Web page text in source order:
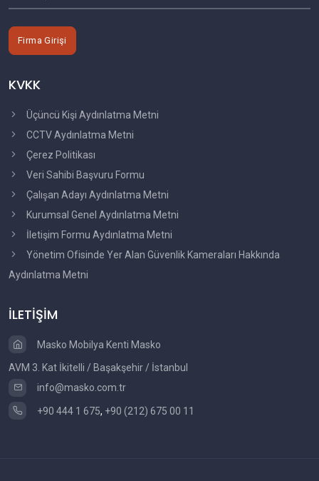
Firma Girişi
KVKK
Üçüncü Kişi Aydınlatma Metni
CCTV Aydınlatma Metni
Çerez Politikası
Veri Sahibi Başvuru Formu
Çalışan Adayı Aydınlatma Metni
Kurumsal Genel Aydınlatma Metni
İletişim Formu Aydınlatma Metni
Yönetim Ofisinde Yer Alan Güvenlik Kameraları Hakkında
Aydınlatma Metni
İLETİŞİM
Masko Mobilya Kenti Masko
AVM 3. Kat İkitelli / Başakşehir / İstanbul
info@masko.com.tr
+90 444 1 675, +90 (212) 675 00 11